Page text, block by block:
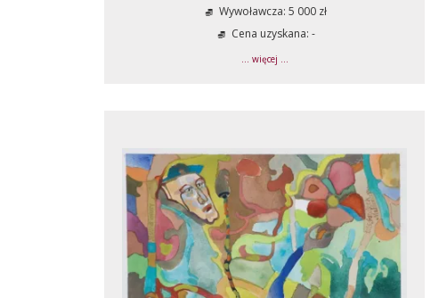
Wywoławcza: 5 000 zł
Cena uzyskana: -
... więcej ...